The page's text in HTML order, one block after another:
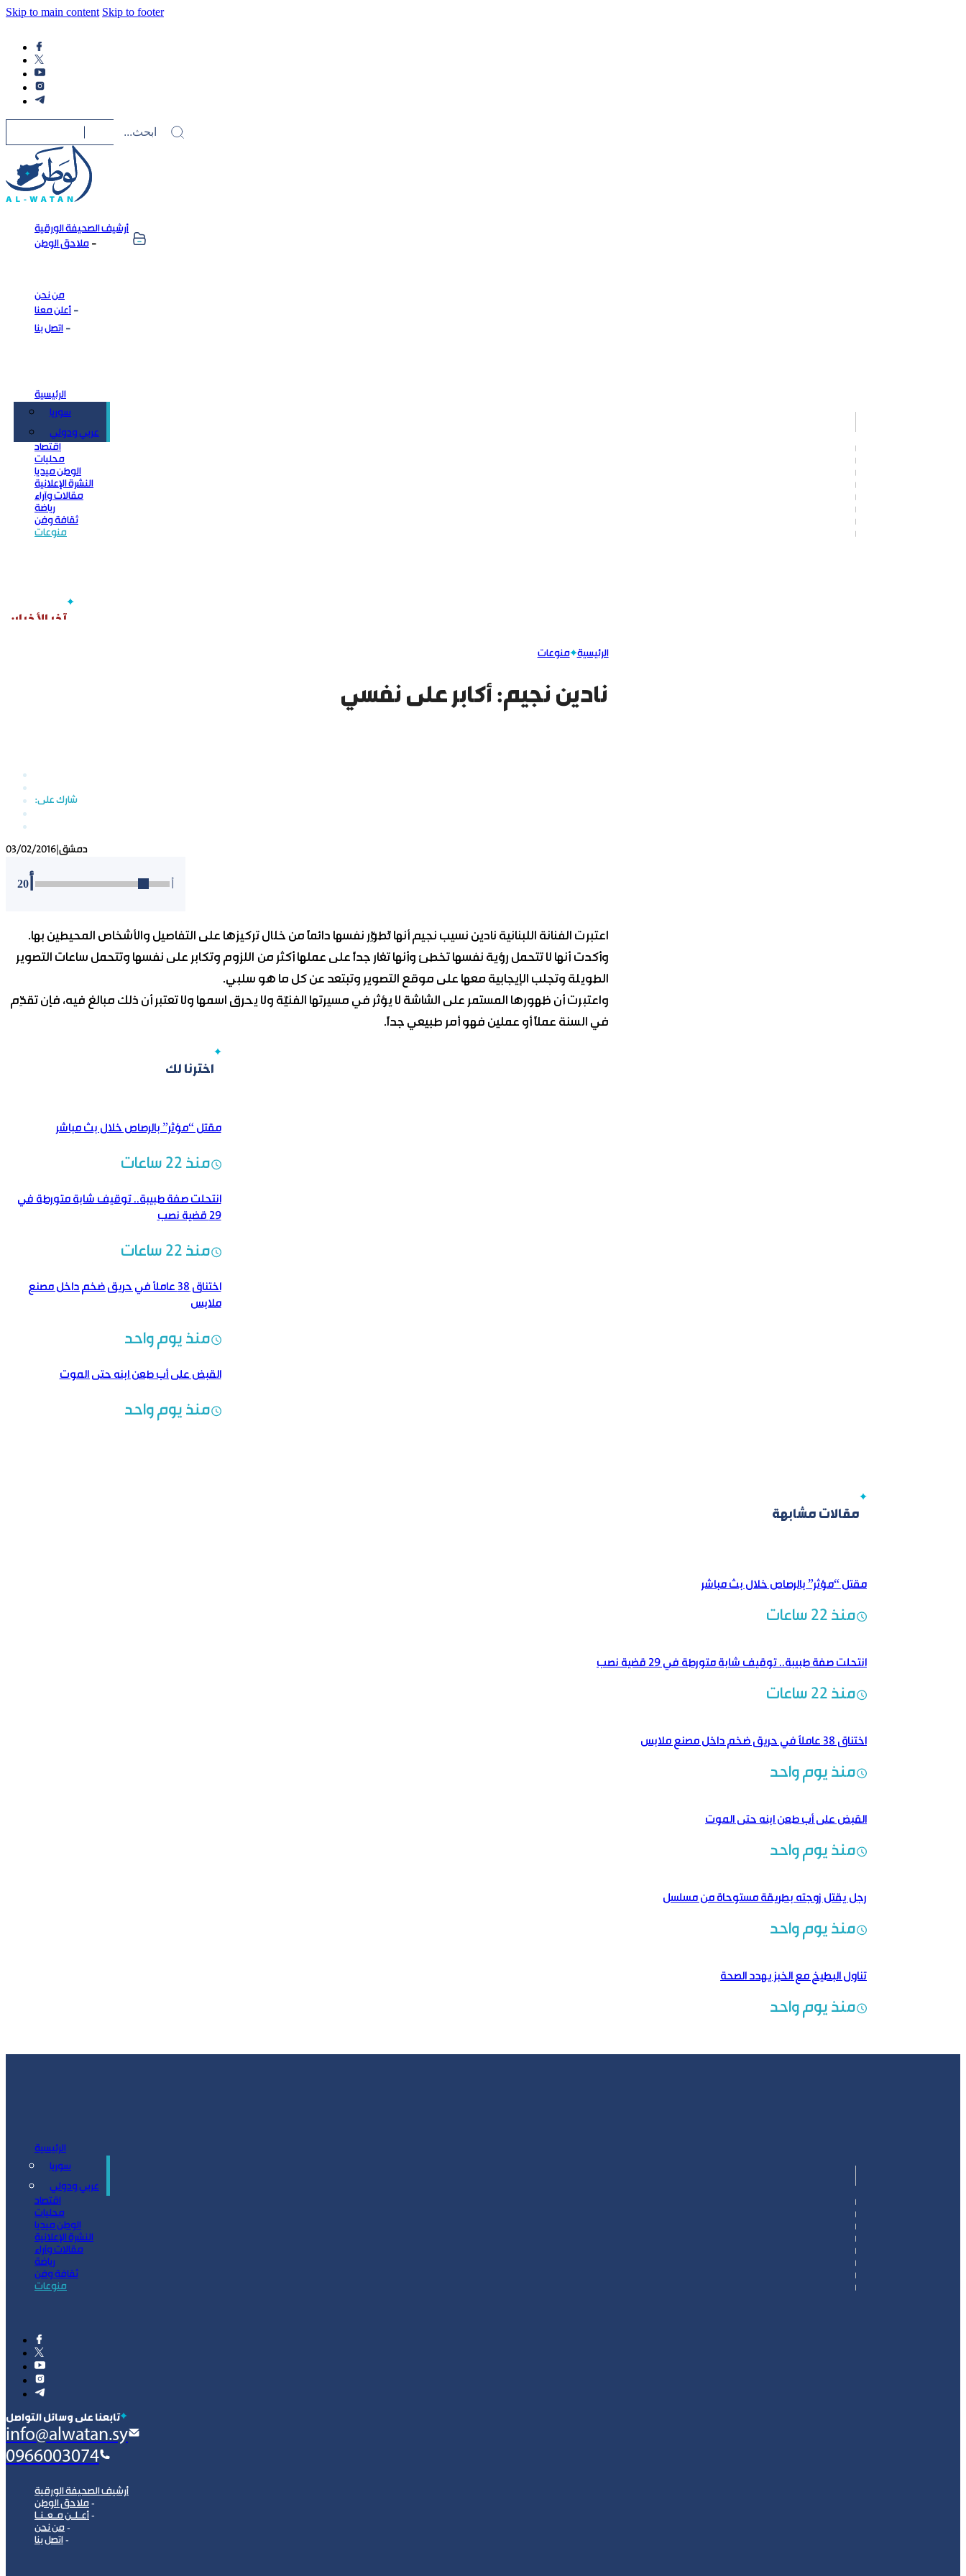
Skip to main content Skip to footer
أرشيف الصحيفة الورقية
ملاحق الوطن
من نحن
أعلن معنا
اتصل بنا
الرئيسية
سوريا
عربي ودولي
اقتصاد
محليات
الوطن ميديا
النشرة الإعلانية
مقالات وآراء
رياضة
ثقافة وفن
منوعات
الرئيسية منوعات
نادين نجيم: أكابر على نفسي
03/02/2016 دمشق
20
اعتبرت الفنانة اللبنانية نادين نسيب نجيم أنها تُطوِّر نفسها دائماً من خلال تركيزها على التفاصيل والأشخاص المحيطين بها.
وأكدت أنها لا تتحمل رؤية نفسها تخطئ وأنها تغار جداً على عملها أكثر من اللزوم وتكابر على نفسها وتتحمل ساعات التصوير
الطويلة وتجلب الإيجابية معها على موقع التصوير وتبتعد عن كل ما هو سلبي.
واعتبرت أن ظهورها المستمر على الشاشة لا يؤثر في مسيرتها الفنيّة ولا يحرق اسمها ولا تعتبر أن ذلك مبالغ فيه، فإن تقدِّم
في السنة عملاً أو عملين فهو أمر طبيعي جداً.
اخترنا لك
مقتل “مؤثر” بالرصاص خلال بث مباشر
منذ 22 ساعات
انتحلت صفة طبيبة.. توقيف شابة متورطة في
29 قضية نصب
منذ 22 ساعات
اختناق 38 عاملاً في حريق ضخم داخل مصنع
ملابس
منذ يوم واحد
القبض على أب طعن ابنه حتى الموت
منذ يوم واحد
مقالات مشابهة
مقتل “مؤثر” بالرصاص خلال بث مباشر
منذ 22 ساعات
انتحلت صفة طبيبة.. توقيف شابة متورطة في 29 قضية نصب
منذ 22 ساعات
اختناق 38 عاملاً في حريق ضخم داخل مصنع ملابس
منذ يوم واحد
القبض على أب طعن ابنه حتى الموت
منذ يوم واحد
رجل يقتل زوجته بطريقة مستوحاة من مسلسل
منذ يوم واحد
تناول البطيخ مع الخبز يهدد الصحة
منذ يوم واحد
الرئيسية
سوريا
عربي ودولي
اقتصاد
محليات
الوطن ميديا
النشرة الإعلانية
مقالات وآراء
رياضة
ثقافة وفن
منوعات
‫تابعنا على وسائل التواصل
info@alwatan.sy
0966003074
أرشيف الصحيفة الورقية
ملاحق الوطن
أعـلـن مـعـنـا
من نحن
اتصل بنا